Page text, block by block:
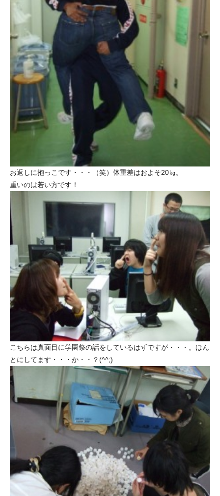
お返しに抱っこです・・・（笑）体重差はおよそ20㎏。
重いのは若い方です！
こちらは真面目に学園祭の話をしているはずですが・・・。ほん
とにしてます・・・か・・？(^^;)